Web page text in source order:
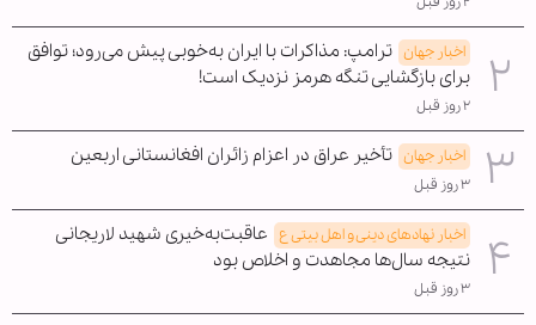
اخبار جهان ترامپ: مذاکرات با ایران به‌خوبی پیش می‌رود؛ توافق
برای بازگشایی تنگه هرمز نزدیک است!
۲ روز قبل
اخبار جهان تأخیر عراق در اعزام زائران افغانستانی اربعین
۳ روز قبل
اخبار نهادهای دینی و اهل بیتی ع عاقبت‌به‌خیری شهید لاریجانی
نتیجه سال‌ها مجاهدت و اخلاص بود
۳ روز قبل